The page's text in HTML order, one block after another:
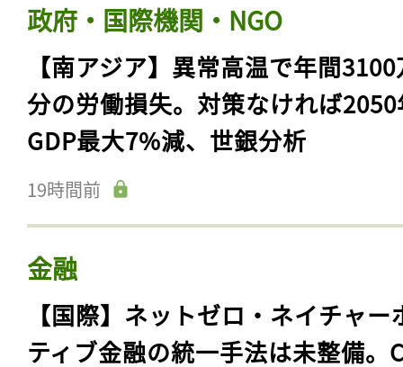
政府・国際機関・NGO
【南アジア】異常高温で年間
分の労働損失。対策なければ
GDP最大7%減、世銀分析
19時間前
金融
【国際】ネットゼロ・ネイチャー
ティブ金融の統一手法は未整備。